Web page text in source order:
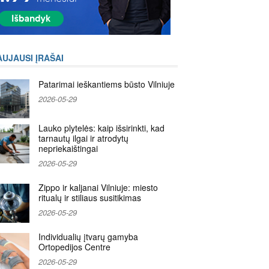
ĮRAŠAI
Patarimai ieškantiems būsto Vilniuje
2026-05-29
Lauko plytelės: kaip išsirinkti, kad
tarnautų ilgai ir atrodytų
nepriekaištingai
2026-05-29
Zippo ir kaljanai Vilniuje: miesto
ritualų ir stiliaus susitikimas
2026-05-29
Individualių įtvarų gamyba
Ortopedijos Centre
2026-05-29